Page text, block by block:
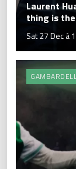
Laurent
thing is
Sat 27 Dec à